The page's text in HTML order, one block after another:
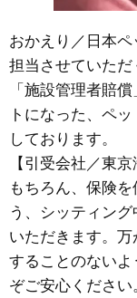
おかえり／日本ペ
担当させていただ
「施設管理者賠
トになった、ペ
しております。
【引受会社／東
もちろん、保険
う、シッティン
いただきます。
することのない
ぞご安心ください